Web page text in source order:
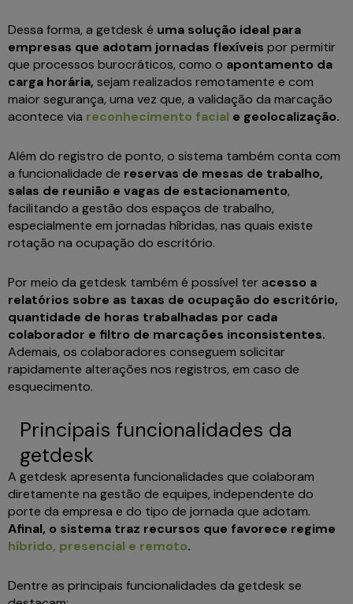
Dessa forma, a getdesk é uma solução ideal para
empresas que adotam jornadas flexíveis por permitir
que processos burocráticos, como o apontamento da
carga horária, sejam realizados remotamente e com
maior segurança, uma vez que, a validação da marcação
acontece via reconhecimento facial e geolocalização.
Além do registro de ponto, o sistema também conta com
a funcionalidade de reservas de mesas de trabalho,
salas de reunião e vagas de estacionamento,
facilitando a gestão dos espaços de trabalho,
especialmente em jornadas híbridas, nas quais existe
rotação na ocupação do escritório.
Por meio da getdesk também é possível ter acesso a
relatórios sobre as taxas de ocupação do escritório,
quantidade de horas trabalhadas por cada
colaborador e filtro de marcações inconsistentes.
Ademais, os colaboradores conseguem solicitar
rapidamente alterações nos registros, em caso de
esquecimento.
Principais funcionalidades da
getdesk
A getdesk apresenta funcionalidades que colaboram
diretamente na gestão de equipes, independente do
porte da empresa e do tipo de jornada que adotam.
Afinal, o sistema traz recursos que favorece regime
híbrido, presencial e remoto.
Dentre as principais funcionalidades da getdesk se